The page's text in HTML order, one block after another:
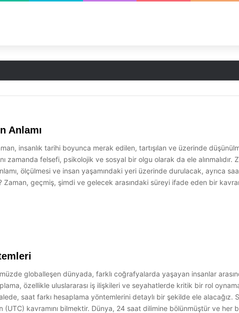
Nedir?
Anlamı
insanlık tarihi boyunca merak edilen, tartışılan ve üzerinde
felsefi, psikolojik ve sosyal bir olgu olarak da ele alınmalıdır.
ölçülmesi ve insan yaşamındaki yeri üzerinde durulacak, ayrıca
Zaman, geçmiş, şimdi ve gelecek arasındaki süreyi ifade eden bir
globalleşen dünyada, farklı coğrafyalarda yaşayan insanlar
özellikle uluslararası iş ilişkileri ve seyahatlerde kritik bir rol
saat farkı hesaplama yöntemlerini detaylı bir şekilde ele alacağız.
(UTC) kavramını bilmektir. Dünya, 24 saat dilimine bölünmüştür ve her